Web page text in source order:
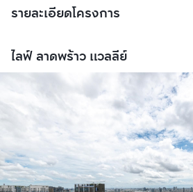
รายละเอียดโครงการ
ไลฟ์ ลาดพร้าว แวลลีย์